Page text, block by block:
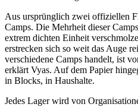
Aus ursprünglich zwei offiziellen
Camps. Die Mehrheit dieser
extrem dichten Einheit
erstrecken sich so weit das Auge
verschiedene Camps handelt, ist
erklärt Vyas. Auf dem Papier
in Blocks, in Haushalte.
Jedes Lager wird von